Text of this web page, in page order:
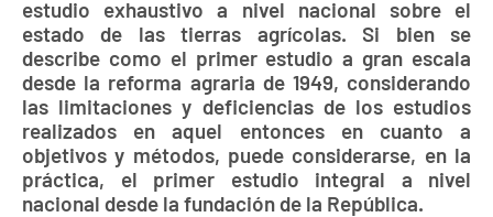
estudio exhaustivo a nivel nacional sobre el
estado de las tierras agrícolas. Si bien se
describe como el primer estudio a gran escala
desde la reforma agraria de 1949, considerando
las limitaciones y deficiencias de los estudios
realizados en aquel entonces en cuanto a
objetivos y métodos, puede considerarse, en la
práctica, el primer estudio integral a nivel
nacional desde la fundación de la República.